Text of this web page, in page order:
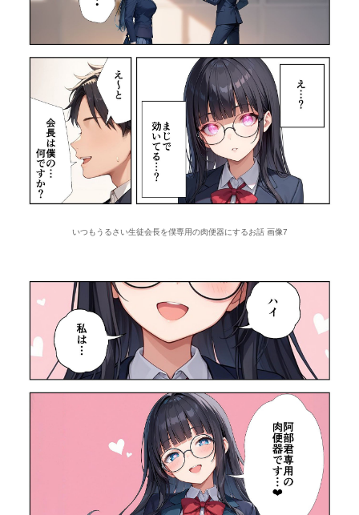
いつもうるさい生徒会長を僕専用の肉便器にするお話 画像7